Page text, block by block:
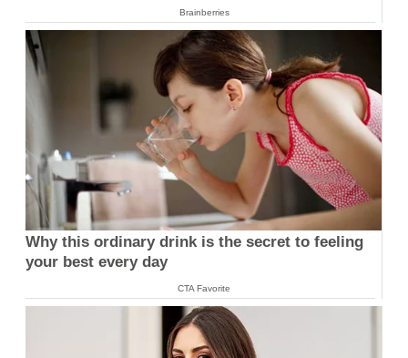
Brainberries
Why this ordinary drink is the secret to feeling
your best every day
CTA Favorite